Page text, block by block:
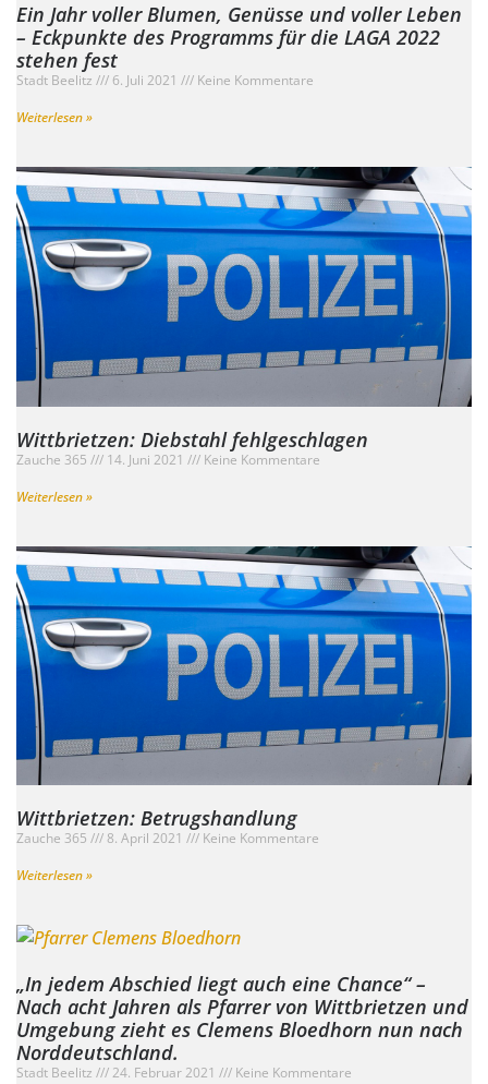
Ein Jahr voller Blumen, Genüsse und voller Leben
– Eckpunkte des Programms für die LAGA 2022
stehen fest
Stadt Beelitz 6. Juli 2021
Keine Kommentare
Weiterlesen »
Wittbrietzen: Diebstahl fehlgeschlagen
Zauche 365 14. Juni 2021
Keine Kommentare
Weiterlesen »
Wittbrietzen: Betrugshandlung
Zauche 365 8. April 2021
Keine Kommentare
Weiterlesen »
„In jedem Abschied liegt auch eine Chance“ –
Nach acht Jahren als Pfarrer von Wittbrietzen und
Umgebung zieht es Clemens Bloedhorn nun nach
Norddeutschland.
Stadt Beelitz 24. Februar 2021
Keine Kommentare